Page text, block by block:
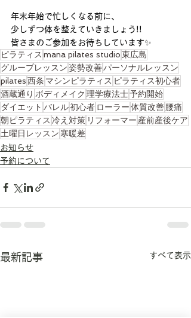
年末年始で忙しくなる前に、
少しずつ体を整えていきましょう!!
皆さまのご参加をお待ちしています✨
ピラティス mana pilates studio東広島
グループレッスン姿勢改善パーソナルレッスン
pilates西条 マシンピラティス ピラティス初心者
酒蔵通り ボディメイク 理学療法士予約開始
ダイエット バレル初心者 ローラー体質改善腰痛
朝ピラティス 冷え対策 リフォーマー 産前産後ケア
土曜日レッスン 寒暖差
お知らせ
予約について
最新記事 すべて表示